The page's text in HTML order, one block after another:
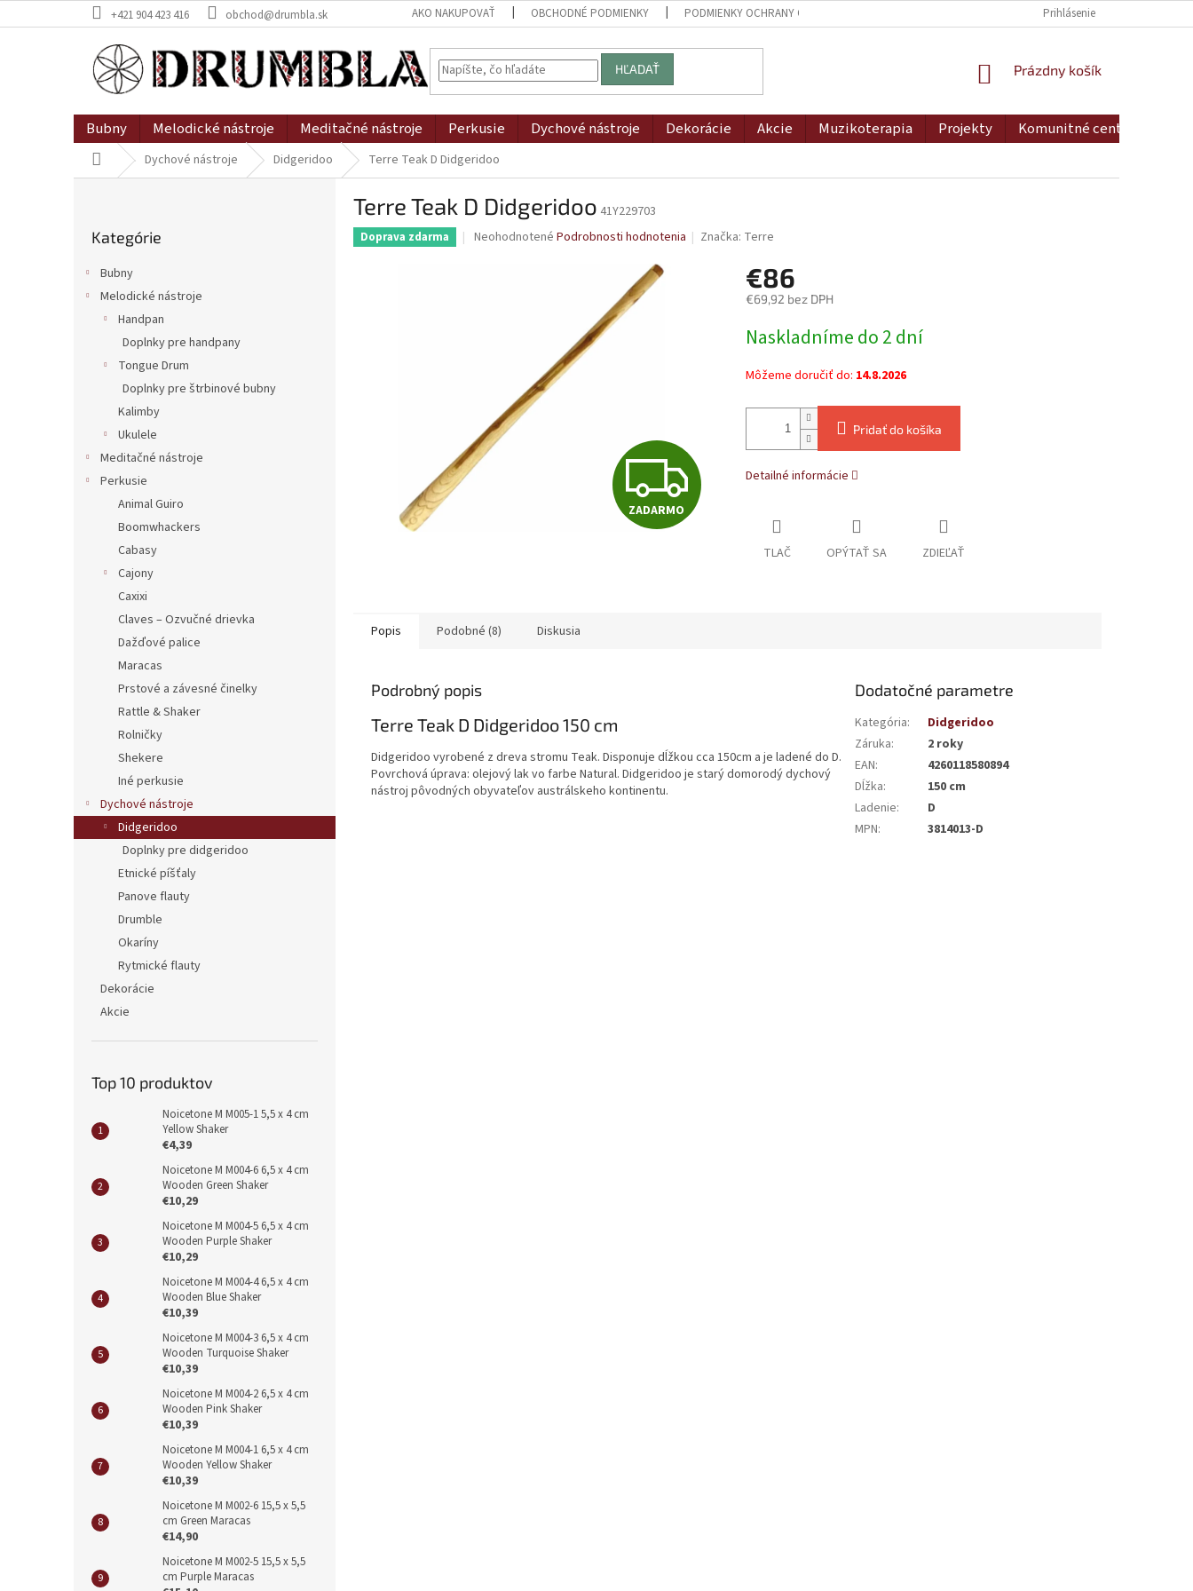
na
+421 904 423 416 obchod@drumbla.sk AKO NAKUPOVAŤ OBCHODNÉ PODMIENKY PODMIENKY OCHRANY OSOBNÝCH ÚDAJOV MOJA OBJEDNÁVKA
Prihlásenie
HĽADAŤ
NÁKUPNÝ
Prázdny košík
Bubny Melodické nástroje Meditačné nástroje Perkusie Dychové nástroje Dekorácie Akcie Muzikoterapia Projekty Komunitné centrum
DomovDychové nástroje Didgeridoo Terre Teak D Didgeridoo
kategórie
Kategórie
Bubny
Melodické nástroje
Handpan
Doplnky pre handpany
Tongue Drum
Doplnky pre štrbinové bubny
Kalimby
Ukulele
Meditačné nástroje
Perkusie
Animal Guiro
Boomwhackers
Cabasy
Cajony
Caxixi
Claves – Ozvučné drievka
Dažďové palice
Maracas
Prstové a závesné činelky
Rattle & Shaker
Rolničky
Shekere
Iné perkusie
Dychové nástroje
Didgeridoo
Doplnky pre didgeridoo
Etnické píšťaly
Panove flauty
Drumble
Okaríny
Rytmické flauty
Dekorácie
Akcie
Top 10 produktov
Noicetone M M005-1 5,5 x 4 cm
Yellow Shaker
€4,39
Noicetone M M004-6 6,5 x 4 cm
Wooden Green Shaker
€10,29
Noicetone M M004-5 6,5 x 4 cm
Wooden Purple Shaker
€10,29
Noicetone M M004-4 6,5 x 4 cm
Wooden Blue Shaker
€10,39
Noicetone M M004-3 6,5 x 4 cm
Wooden Turquoise Shaker
€10,39
Noicetone M M004-2 6,5 x 4 cm
Wooden Pink Shaker
€10,39
Noicetone M M004-1 6,5 x 4 cm
Wooden Yellow Shaker
€10,39
Noicetone M M002-6 15,5 x 5,5
cm Green Maracas
€14,90
Noicetone M M002-5 15,5 x 5,5
cm Purple Maracas
Terre Teak D Didgeridoo 41Y229703
Doprava zdarma
Priemerné
Neohodnotené Podrobnosti hodnotenia Značka: Terre
Z
A
M
ZADARMO
€86
€69,92 bez DPH
cena:
Naskladníme do 2 dní
Môžeme doručiť do: 14.8.2026
Pridať do košíka
Detailné informácie
TLAČ OPÝTAŤ SA ZDIEĽAŤ
Popis Podobné (8) Diskusia
Podrobný popis
Terre Teak D Didgeridoo 150 cm
Didgeridoo vyrobené z dreva stromu Teak. Disponuje dĺžkou cca 150cm a je ladené do D.
Povrchová úprava: olejový lak vo farbe Natural. Didgeridoo je starý domorodý dychový
nástroj pôvodných obyvateľov austrálskeho kontinentu.
Dodatočné parametre
Kategória:
Didgeridoo
Záruka:
2 roky
EAN:
4260118580894
Dĺžka:
150 cm
Ladenie:
D
MPN: 3814013-D